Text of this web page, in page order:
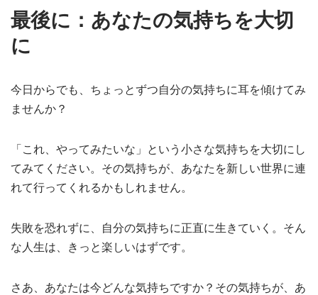
最後に：あなたの気持ちを大切
に
今日からでも、ちょっとずつ自分の気持ちに耳を傾けてみ
ませんか？
「これ、やってみたいな」という小さな気持ちを大切にし
てみてください。その気持ちが、あなたを新しい世界に連
れて行ってくれるかもしれません。
失敗を恐れずに、自分の気持ちに正直に生きていく。そん
な人生は、きっと楽しいはずです。
さあ、あなたは今どんな気持ちですか？その気持ちが、あ